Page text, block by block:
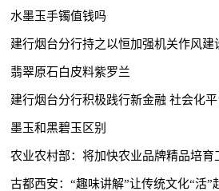
水墨玉手镯值钱吗
建行烟台分行持之以恒加强机关作风建
翡翠原石白皮料紫罗兰
建行烟台分行积极践行新金融 社会化
墨玉和黑碧玉区别
农业农村部：将加快农业品牌精品培育
古都西安：“趣味讲解”让传统文化“活”